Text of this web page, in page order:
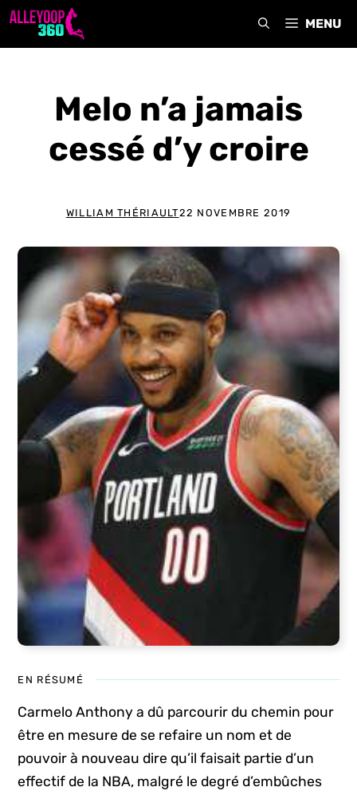
Aller
MENU
Melo n’a jamais
cessé d’y croire
WILLIAM THÉRIAULT22 NOVEMBRE 2019
EN RÉSUMÉ
Carmelo Anthony a dû parcourir du chemin pour
être en mesure de se refaire un nom et de
pouvoir à nouveau dire qu’il faisait partie d’un
effectif de la NBA, malgré le degré d’embûches